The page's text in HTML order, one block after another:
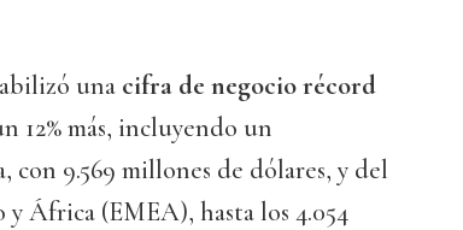
una cifra de negocio récord
12% más, incluyendo un
con 9.569 millones de dólares, y del
África (EMEA), hasta los 4.054